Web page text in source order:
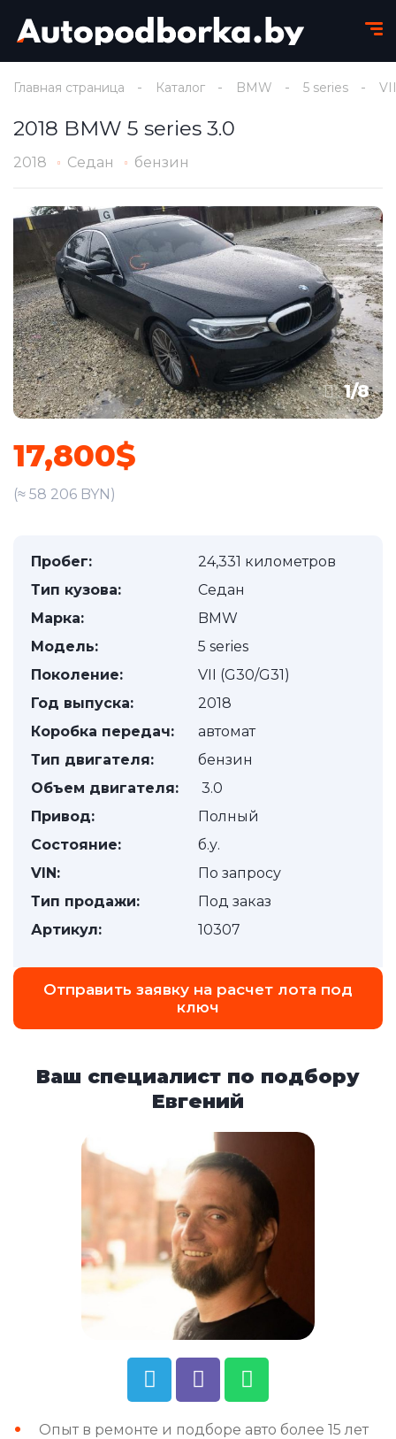
Главная страница Каталог BMW 5 series
2018 BMW 5 series 3.0
2018 Седан бензин
1/8
17,800$
(≈ 58 206 BYN)
Пробег:
24,331 километров
Тип кузова:
Седан
Марка:
BMW
Модель:
5 series
Поколение:
VII (G30/G31)
Год выпуска:
2018
Коробка передач:
автомат
Тип двигателя:
бензин
Объем двигателя:
3.0
Привод:
Полный
Состояние:
б.у.
VIN:
По запросу
Тип продажи:
Под заказ
Артикул:
10307
Отправить заявку на расчет лота под
ключ
Ваш специалист по подбору
Евгений
Опыт в ремонте и подборе авто более 15 лет